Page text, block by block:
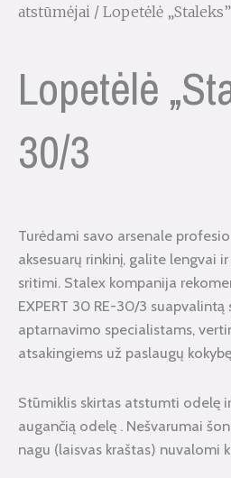
atstūmėjai / Lopetėlė
Lopetėlė
30/3
Turėdami savo arsenale
aksesuarų rinkinį, galite lengvai
sritimi. Stalex kompanija
EXPERT 30 RE-30/3 suapvalintą
aptarnavimo specialistams,
atsakingiems už paslaugų
Stūmiklis skirtas atstumti odelę
augančią odelę . Nešvarumai
nagu (laisvas kraštas) nuvalomi